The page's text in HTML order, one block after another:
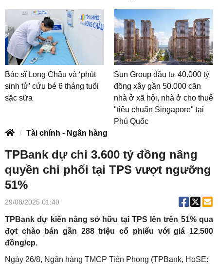
Bác sĩ Long Châu và ‘phút
sinh tử’ cứu bé 6 tháng tuổi
sặc sữa
Sun Group đầu tư 40.000 tỷ
đồng xây gần 50.000 căn
nhà ở xã hội, nhà ở cho thuê
"tiêu chuẩn Singapore" tại
Phú Quốc
Tài chính - Ngân hàng
TPBank dự chi 3.600 tỷ đồng nâng
quyền chi phối tại TPS vượt ngưỡng
51%
29/08/2025 01:40
TPBank dự kiến nâng sở hữu tại TPS lên trên 51% qua
đợt chào bán gần 288 triệu cổ phiếu với giá 12.500
đồng/cp.
Ngày 26/8, Ngân hàng TMCP Tiên Phong (TPBank, HoSE: